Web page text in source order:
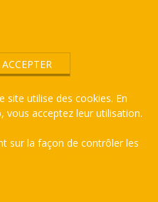
site utilise des cookies. En
vous acceptez leur utilisation.
sur la façon de contrôler les